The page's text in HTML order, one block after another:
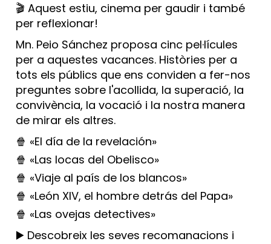
🎬 Aquest estiu, cinema per gaudir i també
per reflexionar!
Mn. Peio Sánchez proposa cinc pel·lícules
per a aquestes vacances. Històries per a
tots els públics que ens conviden a fer-nos
preguntes sobre l'acollida, la superació, la
convivència, la vocació i la nostra manera
de mirar els altres.
🍿 «El día de la revelación»
🍿 «Las locas del Obelisco»
🍿 «Viaje al país de los blancos»
🍿 «León XIV, el hombre detrás del Papa»
🍿 «Las ovejas detectives»
▶️ Descobreix les seves recomanacions i